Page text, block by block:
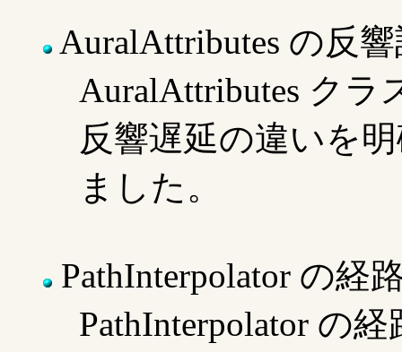
AuralAttributes の反
AuralAttributes クラ
反響遅延の違いを
ました。
PathInterpolator の経
PathInterpolator の